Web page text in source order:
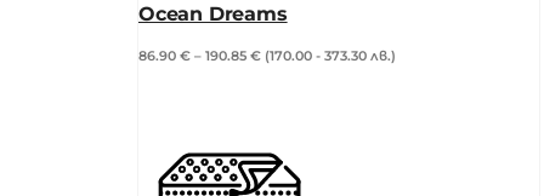
Ocean Dreams
86.90 € – 190.85 € (170.00 - 373.30 лв.)